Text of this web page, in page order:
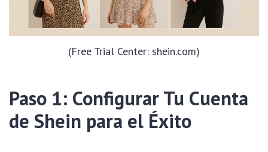
(Free Trial Center: shein.com)
Paso 1: Configurar Tu Cuenta
de Shein para el Éxito